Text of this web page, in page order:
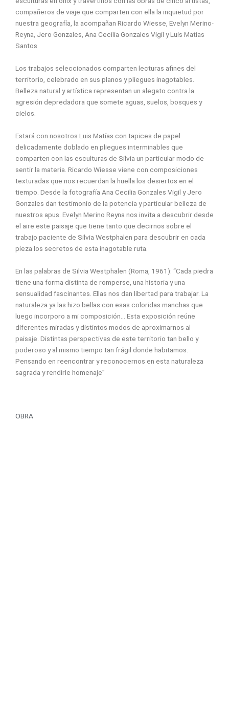
compañeros de viaje que comparten con ella la inquietud por
nuestra geografía, la acompañan Ricardo Wiesse, Evelyn Merino-
Reyna, Jero Gonzales, Ana Cecilia Gonzales Vigil y Luis Matías
Santos
Los trabajos seleccionados comparten lecturas afines del
territorio, celebrado en sus planos y pliegues inagotables.
Belleza natural y artística representan un alegato contra la
agresión depredadora que somete aguas, suelos, bosques y
cielos.
Estará con nosotros Luis Matías con tapices de papel
delicadamente doblado en pliegues interminables que
comparten con las esculturas de Silvia un particular modo de
sentir la materia. Ricardo Wiesse viene con composiciones
texturadas que nos recuerdan la huella los desiertos en el
tiempo. Desde la fotografía Ana Cecilia Gonzales Vigil y Jero
Gonzales dan testimonio de la potencia y particular belleza de
nuestros apus. Evelyn Merino Reyna nos invita a descubrir desde
el aire este paisaje que tiene tanto que decirnos sobre el
trabajo paciente de Silvia Westphalen para descubrir en cada
pieza los secretos de esta inagotable ruta.
En las palabras de Silvia Westphalen (Roma, 1961): “Cada piedra
tiene una forma distinta de romperse, una historia y una
sensualidad fascinantes. Ellas nos dan libertad para trabajar. La
naturaleza ya las hizo bellas con esas coloridas manchas que
luego incorporo a mi composición… Esta exposición reúne
diferentes miradas y distintos modos de aproximarnos al
paisaje. Distintas perspectivas de este territorio tan bello y
poderoso y al mismo tiempo tan frágil donde habitamos.
Pensando en reencontrar y reconocernos en esta naturaleza
sagrada y rendirle homenaje”
OBRA